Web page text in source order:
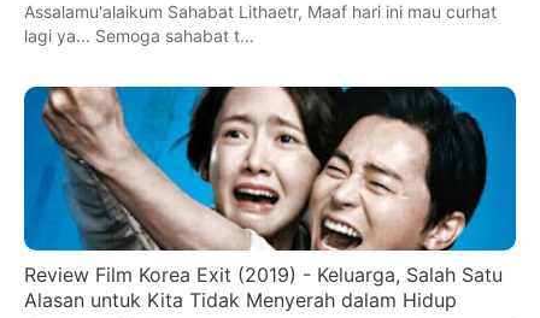
Assalamu'alaikum Sahabat Lithaetr, Maaf hari ini mau curhat
lagi ya... Semoga sahabat t…
Review Film Korea Exit (2019) - Keluarga, Salah Satu
Alasan untuk Kita Tidak Menyerah dalam Hidup